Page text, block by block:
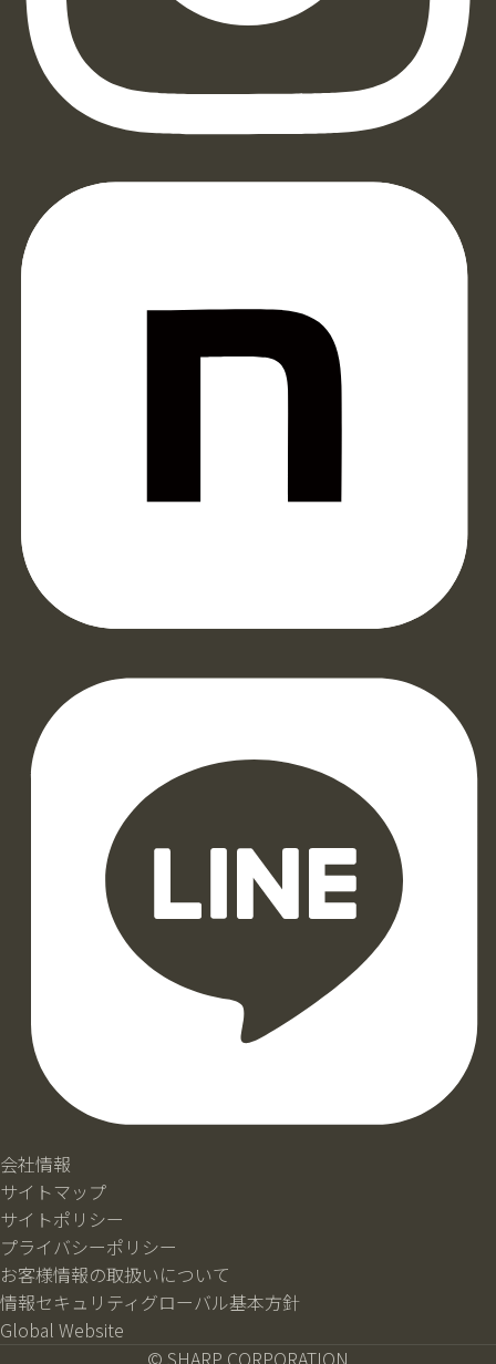
会社情報
サイトマップ
サイトポリシー
プライバシーポリシー
お客様情報の取扱いについて
情報セキュリティグローバル基本方針
Global Website
© SHARP CORPORATION